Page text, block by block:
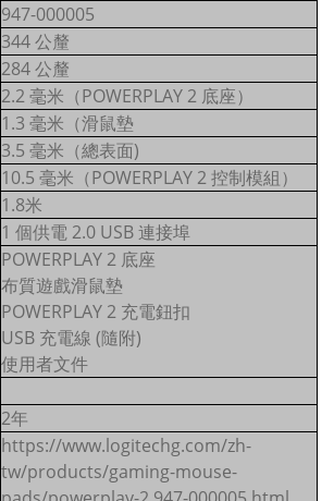
947-000005
344 公釐
284 公釐
2.2 毫米（POWERPLAY 2 底座）
1.3 毫米（滑鼠墊
3.5 毫米（總表面)
10.5 毫米（POWERPLAY 2 控制模組）
1.8米
1 個供電 2.0 USB 連接埠
POWERPLAY 2 底座
布質遊戲滑鼠墊
POWERPLAY 2 充電鈕扣
USB 充電線 (隨附)
使用者文件
2年
https://www.logitechg.com/zh-
tw/products/gaming-mouse-